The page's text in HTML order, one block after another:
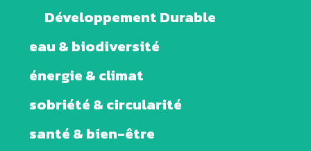
Développement Durable
eau & biodiversité
énergie & climat
sobriété & circularité
santé & bien-être